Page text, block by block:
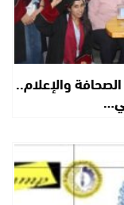
والإعلام..